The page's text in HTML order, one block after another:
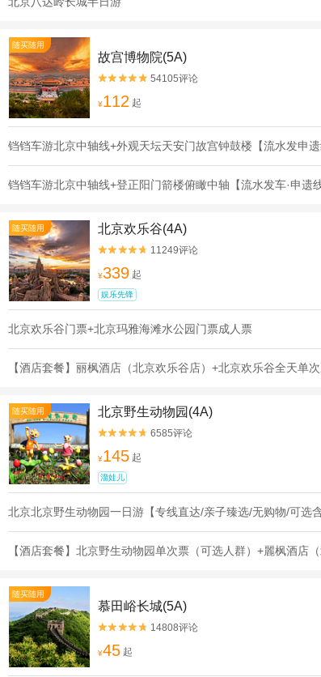
随买随用
故宫博物院(5A)

 54105评论
¥112 起
铛铛车游北京中轴线+外观天坛天安门故宫钟鼓楼【流水发申
铛铛车游北京中轴线+登正阳门箭楼俯瞰中轴【流水发车·申遗
随买随用 北京欢乐谷(4A)

 11249评论
¥339 起
娱乐先锋
北京欢乐谷门票+北京玛雅海滩水公园门票成人票
【酒店套餐】丽枫酒店（北京欢乐谷店）+北京欢乐谷全天单次
随买随用 北京野生动物园(4A)

 6585评论
¥145 起
溜娃儿
北京北京野生动物园一日游【专线直达/亲子臻选/无购物/可选含
【酒店套餐】北京野生动物园单次票（可选人群）+麗枫酒店
随买随用
慕田峪长城(5A)

 14808评论
¥45 起